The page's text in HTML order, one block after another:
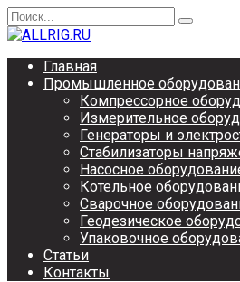
Перейти
к
Search
for:
Главная
Промышленное
Компрессорное
Измерительное
Генераторы и
Стабилизаторы
Насосное
Котельное
Сварочное
Геодезическое
Упаковочное
Статьи
Контакты